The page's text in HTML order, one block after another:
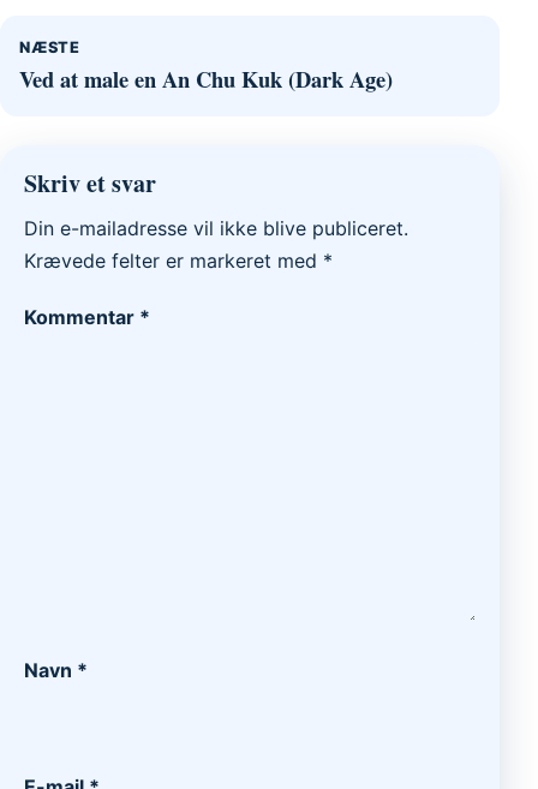
NÆSTE
Ved at male en An Chu Kuk (Dark Age)
Skriv et svar
Din e-mailadresse vil ikke blive publiceret.
Krævede felter er markeret med *
Kommentar *
Navn *